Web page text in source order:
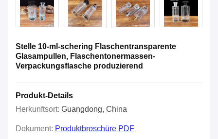
Stelle 10-ml-schering Flaschentransparente
Glasampullen, Flaschentonermassen-
Verpackungsflasche produzierend
Produkt-Details
Herkunftsort: Guangdong, China
Dokument: Produktbroschüre PDF